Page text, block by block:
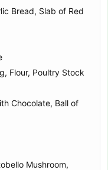
Bread, Slab of Red
Flour, Poultry Stock
Chocolate, Ball of
Mushroom,